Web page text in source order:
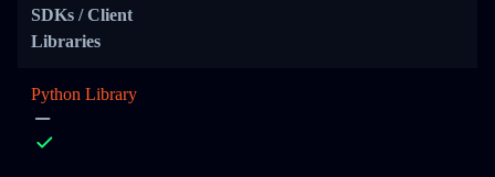
SDKs / Client
Libraries
Python Library